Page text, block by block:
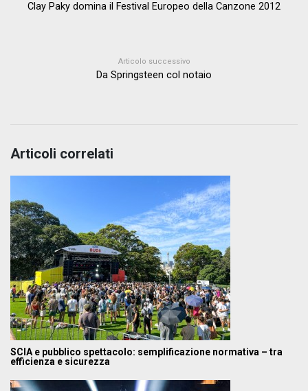
Clay Paky domina il Festival Europeo della Canzone 2012
Articolo successivo
Da Springsteen col notaio
Articoli correlati
SCIA e pubblico spettacolo: semplificazione normativa – tra
efficienza e sicurezza